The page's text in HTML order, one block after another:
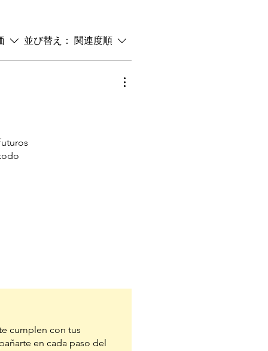
並び替え： 関連度順
cumplen con tus
en cada paso del